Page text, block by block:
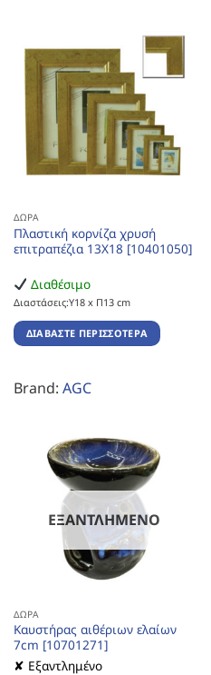
ΔΏΡΑ
Πλαστική κορνίζα χρυσή
επιτραπέζια 13Χ18 [10401050]
Διαθέσιμο
Διαστάσεις:Υ18 x Π13 cm
ΔΙΑΒΆΣΤΕ ΠΕΡΙΣΣΌΤΕΡΑ
Brand: AGC
ΕΞΑΝΤΛΗΜΈΝΟ
ΔΏΡΑ
Καυστήρας αιθέριων ελαίων
7cm [10701271]
✘ Εξαντλημένο